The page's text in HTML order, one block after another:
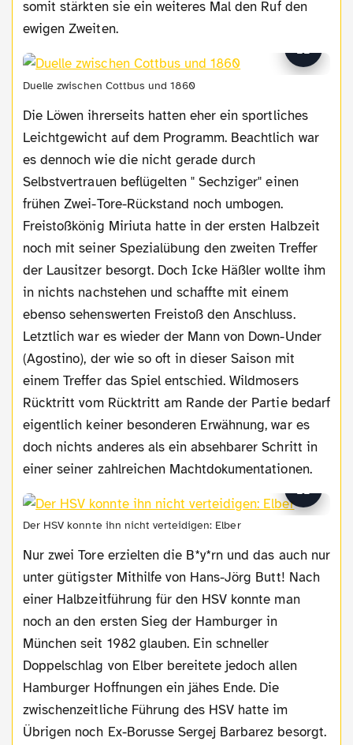
somit stärkten sie ein weiteres Mal den Ruf den
ewigen Zweiten.
Duelle zwischen Cottbus und 1860
Die Löwen ihrerseits hatten eher ein sportliches
Leichtgewicht auf dem Programm. Beachtlich war
es dennoch wie die nicht gerade durch
Selbstvertrauen beflügelten " Sechziger" einen
frühen Zwei-Tore-Rückstand noch umbogen.
Freistoßkönig Miriuta hatte in der ersten Halbzeit
noch mit seiner Spezialübung den zweiten Treffer
der Lausitzer besorgt. Doch Icke Häßler wollte ihm
in nichts nachstehen und schaffte mit einem
ebenso sehenswerten Freistoß den Anschluss.
Letztlich war es wieder der Mann von Down-Under
(Agostino), der wie so oft in dieser Saison mit
einem Treffer das Spiel entschied. Wildmosers
Rücktritt vom Rücktritt am Rande der Partie bedarf
eigentlich keiner besonderen Erwähnung, war es
doch nichts anderes als ein absehbarer Schritt in
einer seiner zahlreichen Machtdokumentationen.
Der HSV konnte ihn nicht verteidigen: Elber
Nur zwei Tore erzielten die B*y*rn und das auch nur
unter gütigster Mithilfe von Hans-Jörg Butt! Nach
einer Halbzeitführung für den HSV konnte man
noch an den ersten Sieg der Hamburger in
München seit 1982 glauben. Ein schneller
Doppelschlag von Elber bereitete jedoch allen
Hamburger Hoffnungen ein jähes Ende. Die
zwischenzeitliche Führung des HSV hatte im
Übrigen noch Ex-Borusse Sergej Barbarez besorgt.